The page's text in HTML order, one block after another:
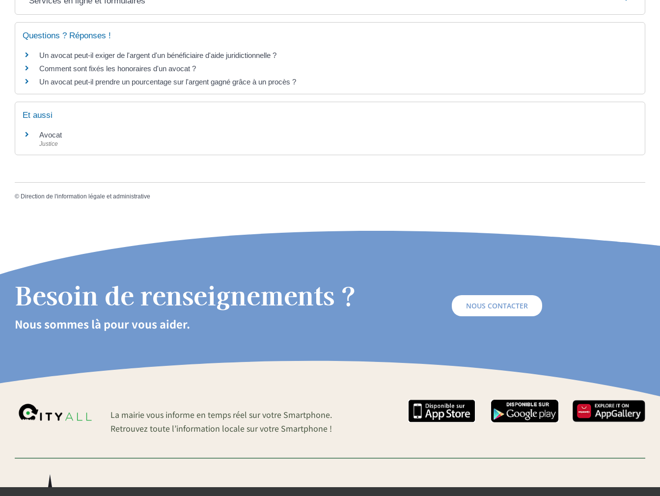
Questions ? Réponses !
Un avocat peut-il exiger de l'argent d'un bénéficiaire d'aide juridictionnelle ?
Comment sont fixés les honoraires d'un avocat ?
Un avocat peut-il prendre un pourcentage sur l'argent gagné grâce à un procès ?
Et aussi
Avocat
Justice
© Direction de l'information légale et administrative
Besoin de renseignements ?
Nous sommes là pour vous aider.
NOUS CONTACTER
La mairie vous informe en temps réel sur votre Smartphone.
Retrouvez toute l’information locale sur votre Smartphone !